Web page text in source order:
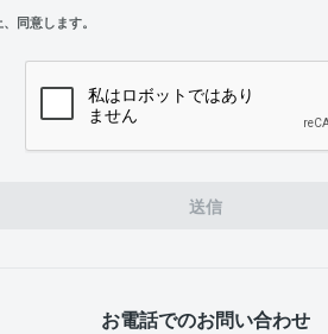
同意します。
送信
お電話でのお問い合わせ